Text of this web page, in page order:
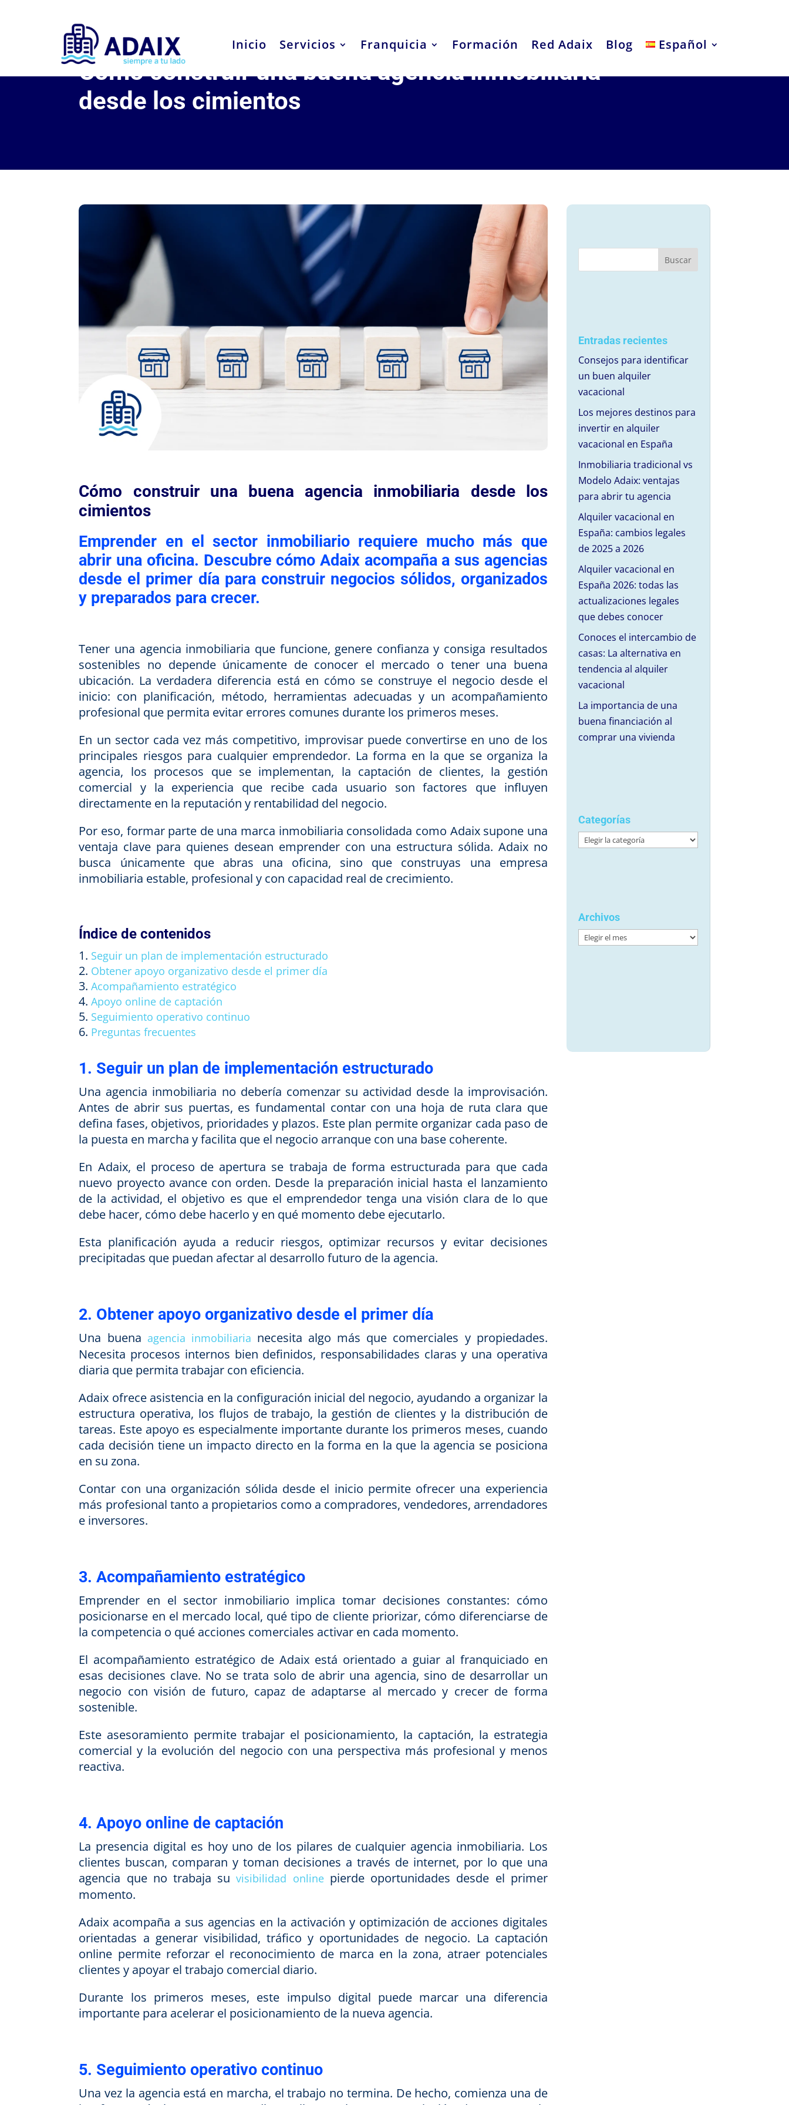
Inicio Servicios Franquicia Formación Red Adaix Blog Español
Cómo construir una buena agencia inmobiliaria
desde los cimientos
Cómo construir una buena agencia inmobiliaria desde los
cimientos
Emprender en el sector inmobiliario requiere mucho más que
abrir una oficina. Descubre cómo Adaix acompaña a sus agencias
desde el primer día para construir negocios sólidos, organizados
y preparados para crecer.
Tener una agencia inmobiliaria que funcione, genere confianza y consiga resultados
sostenibles no depende únicamente de conocer el mercado o tener una buena
ubicación. La verdadera diferencia está en cómo se construye el negocio desde el
inicio: con planificación, método, herramientas adecuadas y un acompañamiento
profesional que permita evitar errores comunes durante los primeros meses.
En un sector cada vez más competitivo, improvisar puede convertirse en uno de los
principales riesgos para cualquier emprendedor. La forma en la que se organiza la
agencia, los procesos que se implementan, la captación de clientes, la gestión
comercial y la experiencia que recibe cada usuario son factores que influyen
directamente en la reputación y rentabilidad del negocio.
Por eso, formar parte de una marca inmobiliaria consolidada como Adaix supone una
ventaja clave para quienes desean emprender con una estructura sólida. Adaix no
busca únicamente que abras una oficina, sino que construyas una empresa
inmobiliaria estable, profesional y con capacidad real de crecimiento.
Índice de contenidos
Seguir un plan de implementación estructurado
Obtener apoyo organizativo desde el primer día
Acompañamiento estratégico
Apoyo online de captación
Seguimiento operativo continuo
Preguntas frecuentes
1. Seguir un plan de implementación estructurado
Una agencia inmobiliaria no debería comenzar su actividad desde la improvisación.
Antes de abrir sus puertas, es fundamental contar con una hoja de ruta clara que
defina fases, objetivos, prioridades y plazos. Este plan permite organizar cada paso de
la puesta en marcha y facilita que el negocio arranque con una base coherente.
En Adaix, el proceso de apertura se trabaja de forma estructurada para que cada
nuevo proyecto avance con orden. Desde la preparación inicial hasta el lanzamiento
de la actividad, el objetivo es que el emprendedor tenga una visión clara de lo que
debe hacer, cómo debe hacerlo y en qué momento debe ejecutarlo.
Esta planificación ayuda a reducir riesgos, optimizar recursos y evitar decisiones
precipitadas que puedan afectar al desarrollo futuro de la agencia.
2. Obtener apoyo organizativo desde el primer día
Una buena agencia inmobiliaria necesita algo más que comerciales y propiedades.
Necesita procesos internos bien definidos, responsabilidades claras y una operativa
diaria que permita trabajar con eficiencia.
Adaix ofrece asistencia en la configuración inicial del negocio, ayudando a organizar la
estructura operativa, los flujos de trabajo, la gestión de clientes y la distribución de
tareas. Este apoyo es especialmente importante durante los primeros meses, cuando
cada decisión tiene un impacto directo en la forma en la que la agencia se posiciona
en su zona.
Contar con una organización sólida desde el inicio permite ofrecer una experiencia
más profesional tanto a propietarios como a compradores, vendedores, arrendadores
e inversores.
3. Acompañamiento estratégico
Emprender en el sector inmobiliario implica tomar decisiones constantes: cómo
posicionarse en el mercado local, qué tipo de cliente priorizar, cómo diferenciarse de
la competencia o qué acciones comerciales activar en cada momento.
El acompañamiento estratégico de Adaix está orientado a guiar al franquiciado en
esas decisiones clave. No se trata solo de abrir una agencia, sino de desarrollar un
negocio con visión de futuro, capaz de adaptarse al mercado y crecer de forma
sostenible.
Este asesoramiento permite trabajar el posicionamiento, la captación, la estrategia
comercial y la evolución del negocio con una perspectiva más profesional y menos
reactiva.
4. Apoyo online de captación
La presencia digital es hoy uno de los pilares de cualquier agencia inmobiliaria. Los
clientes buscan, comparan y toman decisiones a través de internet, por lo que una
agencia que no trabaja suvisibilidad onlinepierde oportunidades desde el primer
momento.
Adaix acompaña a sus agencias en la activación y optimización de acciones digitales
orientadas a generar visibilidad, tráfico y oportunidades de negocio. La captación
online permite reforzar el reconocimiento de marca en la zona, atraer potenciales
clientes y apoyar el trabajo comercial diario.
Durante los primeros meses, este impulso digital puede marcar una diferencia
importante para acelerar el posicionamiento de la nueva agencia.
5. Seguimiento operativo continuo
Una vez la agencia está en marcha, el trabajo no termina. De hecho, comienza una de
Entradas recientes
Consejos para identificar
un buen alquiler
vacacional
Los mejores destinos para
invertir en alquiler
vacacional en España
Inmobiliaria tradicional vs
Modelo Adaix: ventajas
para abrir tu agencia
Alquiler vacacional en
España: cambios legales
de 2025 a 2026
Alquiler vacacional en
España 2026: todas las
actualizaciones legales
que debes conocer
Conoces el intercambio de
casas: La alternativa en
tendencia al alquiler
vacacional
La importancia de una
buena financiación al
comprar una vivienda
Categorías
Categorías
Archivos
Archivos